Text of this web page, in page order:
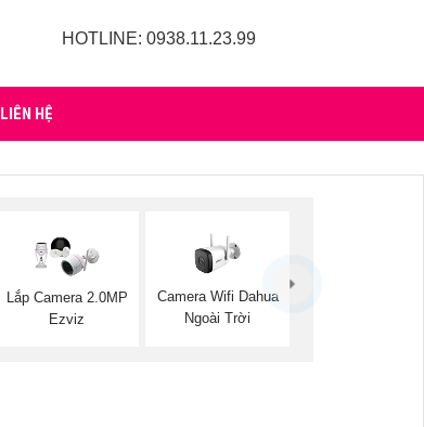
HOTLINE: 0938.11.23.99
LIÊN HỆ
Lắp Camera 2.0MP
Ezviz
Camera Wifi Dahua
Ngoài Trời